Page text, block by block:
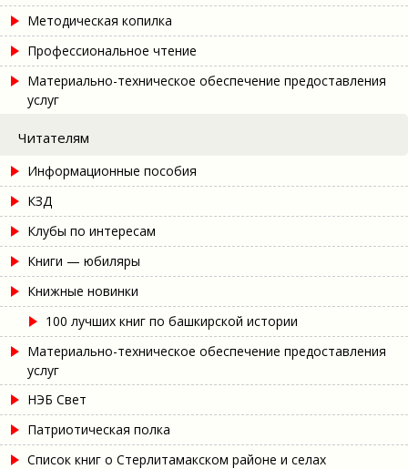
Методическая копилка
Профессиональное чтение
Материально-техническое обеспечение предоставления
услуг
Читателям
Информационные пособия
КЗД
Клубы по интересам
Книги — юбиляры
Книжные новинки
100 лучших книг по башкирской истории
Материально-техническое обеспечение предоставления
услуг
НЭБ Свет
Патриотическая полка
Список книг о Стерлитамакском районе и селах